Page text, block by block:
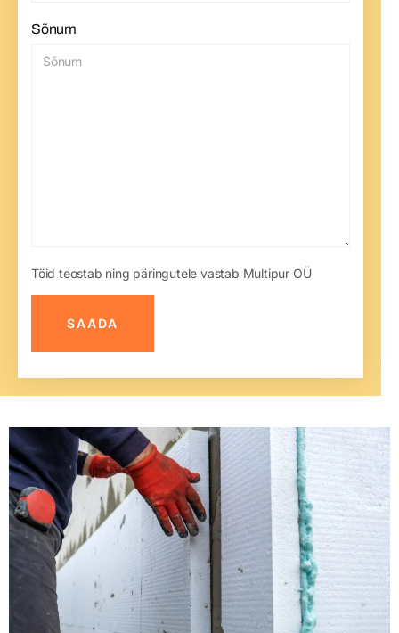
Sõnum
Töid teostab ning päringutele vastab Multipur OÜ